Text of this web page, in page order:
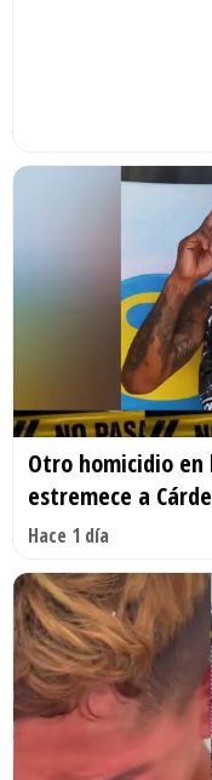
Otro homicidio
estremece a
Hace 1 día